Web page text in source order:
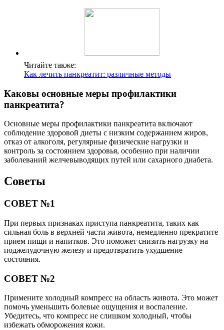
Читайте также:
Как лечить панкреатит: различные методы
Каковы основные меры профилактики
панкреатита?
Основные меры профилактики панкреатита включают
соблюдение здоровой диеты с низким содержанием жиров,
отказ от алкоголя, регулярные физические нагрузки и
контроль за состоянием здоровья, особенно при наличии
заболеваний желчевыводящих путей или сахарного диабета.
Советы
СОВЕТ №1
При первых признаках приступа панкреатита, таких как
сильная боль в верхней части живота, немедленно прекратите
прием пищи и напитков. Это поможет снизить нагрузку на
поджелудочную железу и предотвратить ухудшение
состояния.
СОВЕТ №2
Примените холодный компресс на область живота. Это может
помочь уменьшить болевые ощущения и воспаление.
Убедитесь, что компресс не слишком холодный, чтобы
избежать обморожения кожи.